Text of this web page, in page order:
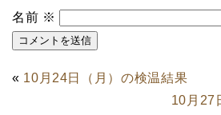
名前 ※
« 10月24日（月）の検温結果
10月27